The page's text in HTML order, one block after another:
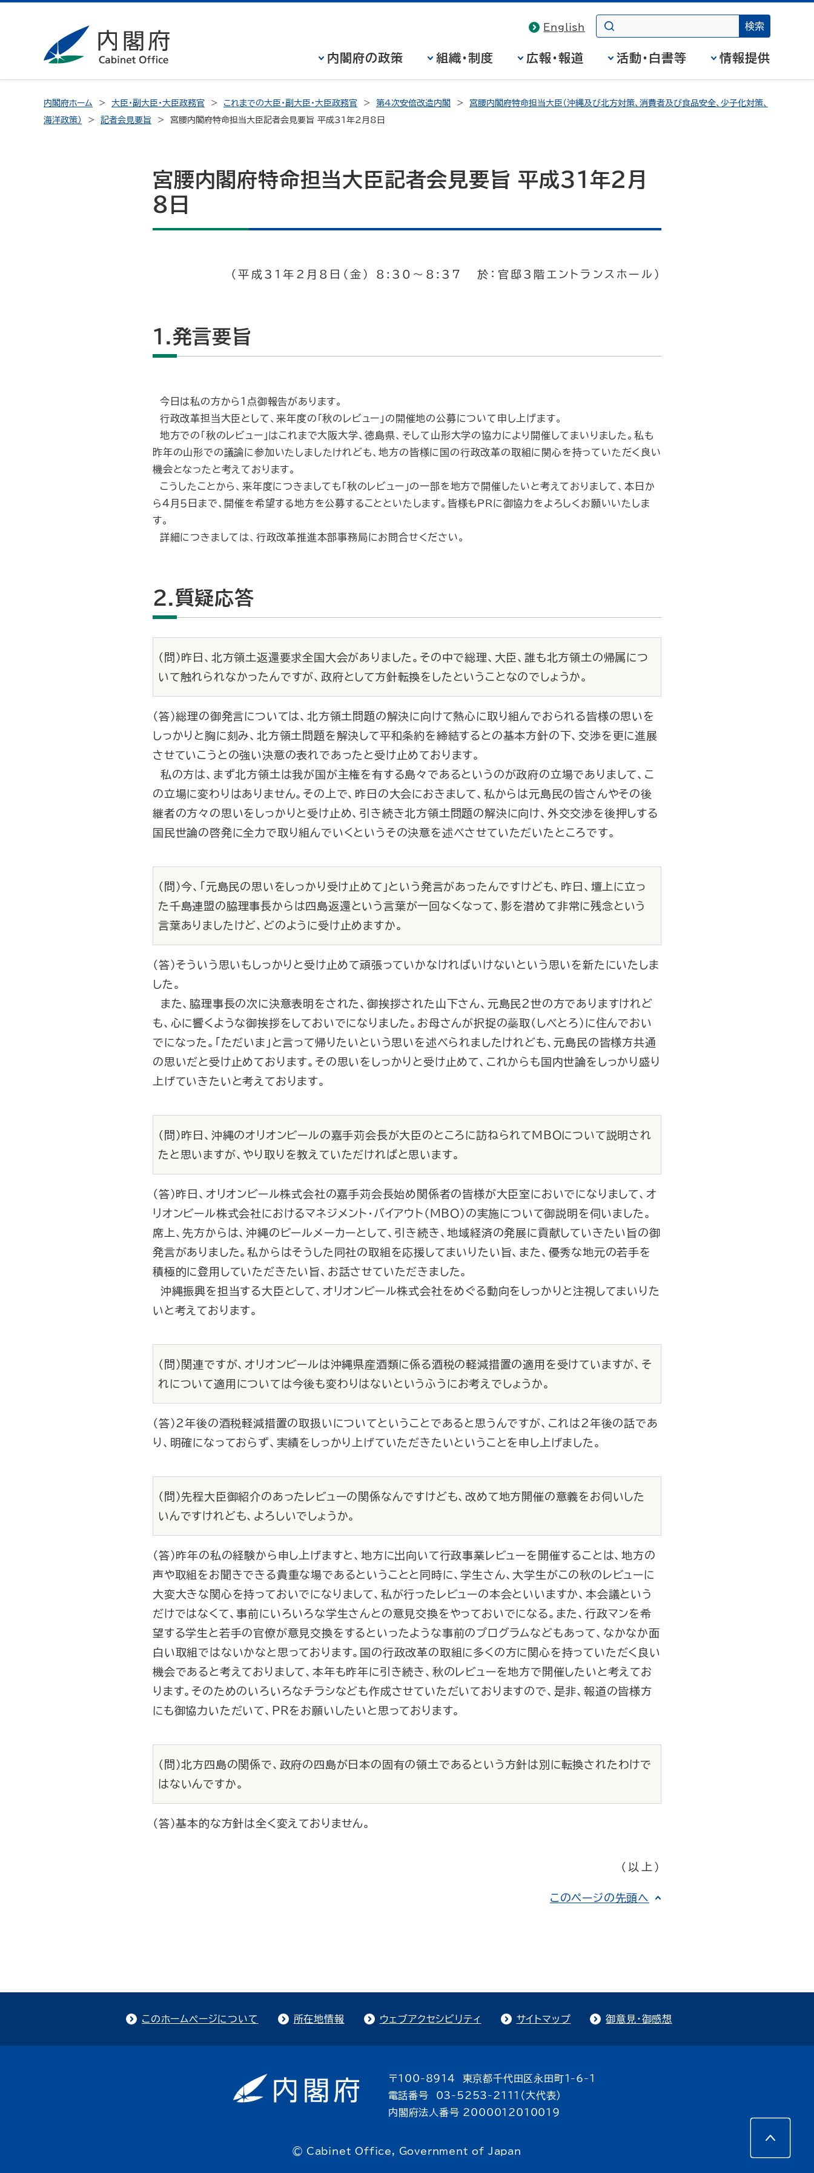
English
内閣府の政策 組織・制度 広報・報道 活動・白書等 情報提供
内閣府ホーム 大臣・副大臣・大臣政務官 これまでの大臣・副大臣・大臣政務官 第4次安倍改造内閣
宮腰内閣府特命担当大臣（沖縄及び北方対策、消費者及び食品安全、少子化対策、
海洋政策）
記者会見要旨 宮腰内閣府特命担当大臣記者会見要旨 平成31年2月8日
宮腰内閣府特命担当大臣記者会見要旨 平成31年2月
8日
（平成31年2月8日（金） 8:30～8:37 於：官邸3階エントランスホール）
1.発言要旨
今日は私の方から１点御報告があります。
行政改革担当大臣として、来年度の「秋のレビュー」の開催地の公募について申し上げます。
地方での「秋のレビュー」はこれまで大阪大学、徳島県、そして山形大学の協力により開催してまいりました。私も
昨年の山形での議論に参加いたしましたけれども、地方の皆様に国の行政改革の取組に関心を持っていただく良い
機会となったと考えております。
こうしたことから、来年度につきましても「秋のレビュー」の一部を地方で開催したいと考えておりまして、本日か
ら４月５日まで、開催を希望する地方を公募することといたします。皆様もＰＲに御協力をよろしくお願いいたしま
す。
詳細につきましては、行政改革推進本部事務局にお問合せください。
2.質疑応答
（問）昨日、北方領土返還要求全国大会がありました。その中で総理、大臣、誰も北方領土の帰属につ
いて触れられなかったんですが、政府として方針転換をしたということなのでしょうか。
（答）総理の御発言については、北方領土問題の解決に向けて熱心に取り組んでおられる皆様の思いを
しっかりと胸に刻み、北方領土問題を解決して平和条約を締結するとの基本方針の下、交渉を更に進展
させていこうとの強い決意の表れであったと受け止めております。
私の方は、まず北方領土は我が国が主権を有する島々であるというのが政府の立場でありまして、こ
の立場に変わりはありません。その上で、昨日の大会におきまして、私からは元島民の皆さんやその後
継者の方々の思いをしっかりと受け止め、引き続き北方領土問題の解決に向け、外交交渉を後押しする
国民世論の啓発に全力で取り組んでいくというその決意を述べさせていただいたところです。
（問）今、「元島民の思いをしっかり受け止めて」という発言があったんですけども、昨日、壇上に立っ
た千島連盟の脇理事長からは四島返還という言葉が一回なくなって、影を潜めて非常に残念という
言葉ありましたけど、どのように受け止めますか。
（答）そういう思いもしっかりと受け止めて頑張っていかなければいけないという思いを新たにいたしま
した。
また、脇理事長の次に決意表明をされた、御挨拶された山下さん、元島民２世の方でありますけれど
も、心に響くような御挨拶をしておいでになりました。お母さんが択捉の蘂取（しべとろ）に住んでおい
でになった。「ただいま」と言って帰りたいという思いを述べられましたけれども、元島民の皆様方共通
の思いだと受け止めております。その思いをしっかりと受け止めて、これからも国内世論をしっかり盛り
上げていきたいと考えております。
（問）昨日、沖縄のオリオンビールの嘉手苅会長が大臣のところに訪ねられてＭＢＯについて説明され
たと思いますが、やり取りを教えていただければと思います。
（答）昨日、オリオンビール株式会社の嘉手苅会長始め関係者の皆様が大臣室においでになりまして、オ
リオンビール株式会社におけるマネジメント・バイアウト（ＭＢＯ）の実施について御説明を伺いました。
席上、先方からは、沖縄のビールメーカーとして、引き続き、地域経済の発展に貢献していきたい旨の御
発言がありました。私からはそうした同社の取組を応援してまいりたい旨、また、優秀な地元の若手を
積極的に登用していただきたい旨、お話させていただきました。
沖縄振興を担当する大臣として、オリオンビール株式会社をめぐる動向をしっかりと注視してまいりた
いと考えております。
（問）関連ですが、オリオンビールは沖縄県産酒類に係る酒税の軽減措置の適用を受けていますが、そ
れについて適用については今後も変わりはないというふうにお考えでしょうか。
（答）２年後の酒税軽減措置の取扱いについてということであると思うんですが、これは２年後の話であ
り、明確になっておらず、実績をしっかり上げていただきたいということを申し上げました。
（問）先程大臣御紹介のあったレビューの関係なんですけども、改めて地方開催の意義をお伺いした
いんですけれども、よろしいでしょうか。
（答）昨年の私の経験から申し上げますと、地方に出向いて行政事業レビューを開催することは、地方の
声や取組をお聞きできる貴重な場であるということと同時に、学生さん、大学生がこの秋のレビューに
大変大きな関心を持っておいでになりまして、私が行ったレビューの本会といいますか、本会議という
だけではなくて、事前にいろいろな学生さんとの意見交換をやっておいでになる。また、行政マンを希
望する学生と若手の官僚が意見交換をするといったような事前のプログラムなどもあって、なかなか面
白い取組ではないかなと思っております。国の行政改革の取組に多くの方に関心を持っていただく良い
機会であると考えておりまして、本年も昨年に引き続き、秋のレビューを地方で開催したいと考えてお
ります。そのためのいろいろなチラシなども作成させていただいておりますので、是非、報道の皆様方
にも御協力いただいて、ＰＲをお願いしたいと思っております。
（問）北方四島の関係で、政府の四島が日本の固有の領土であるという方針は別に転換されたわけで
はないんですか。
（答）基本的な方針は全く変えておりません。
（以上）
このページの先頭へ
このホームページについて 所在地情報 ウェブアクセシビリティ サイトマップ 御意見・御感想
〒100-8914 東京都千代田区永田町1-6-1
電話番号 03-5253-2111（大代表）
内閣府法人番号 2000012010019
© Cabinet Office, Government of Japan